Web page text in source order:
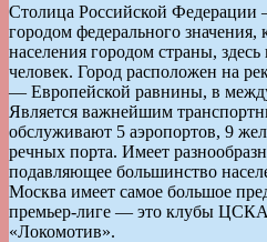
Столица Российской
городом федерального
населения городом страны,
человек. Город расположен на
— Европейской равнины, в
Является важнейшим
обслуживают 5 аэропортов, 9
речных порта. Имеет
подавляющее большинство
Москва имеет самое большое
премьер-лиге — это клубы
«Локомотив».